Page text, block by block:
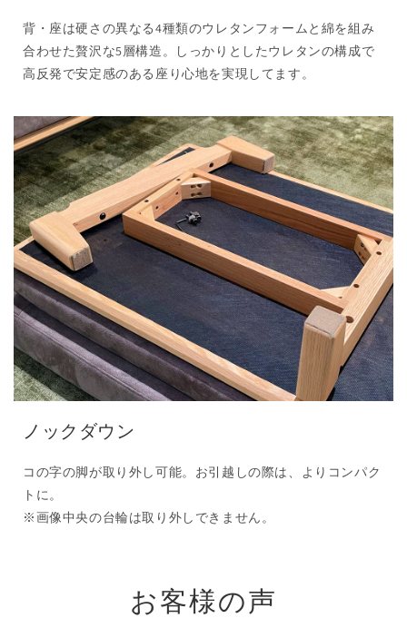
背・座は硬さの異なる4種類のウレタンフォームと綿を組み
合わせた贅沢な5層構造。しっかりとしたウレタンの構成で
高反発で安定感のある座り心地を実現してます。
ノックダウン
コの字の脚が取り外し可能。お引越しの際は、よりコンパク
トに。
※画像中央の台輪は取り外しできません。
お客様の声